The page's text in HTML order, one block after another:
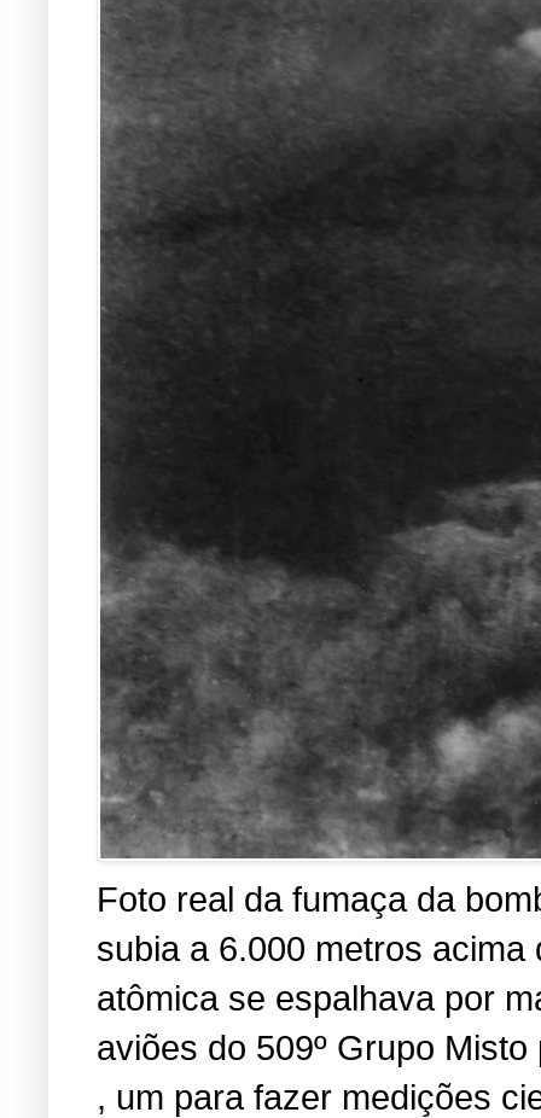
Foto real da fumaça da
subia a 6.000 metros
atômica se espalhava por
aviões do 509º Grupo
, um para fazer medições